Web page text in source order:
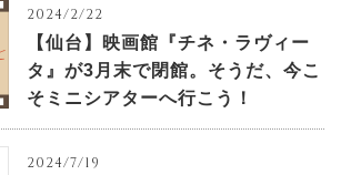
2024/2/22
【仙台】映画館『チネ・ラヴィー
タ』が3月末で閉館。そうだ、今こ
そミニシアターへ行こう！
2024/7/19